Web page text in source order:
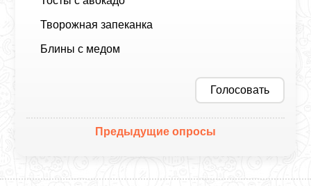
Творожная запеканка
Блины с медом
Голосовать
Предыдущие опросы